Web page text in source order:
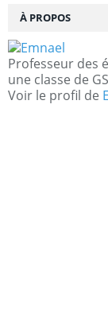
À PROPOS
Professeur des
une classe de
Voir le profil de